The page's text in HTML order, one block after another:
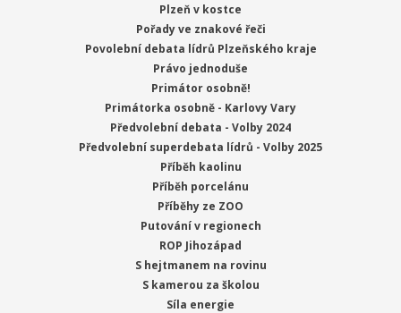
Plzeň v kostce
Pořady ve znakové řeči
Povolební debata lídrů Plzeňského kraje
Právo jednoduše
Primátor osobně!
Primátorka osobně - Karlovy Vary
Předvolební debata - Volby 2024
Předvolební superdebata lídrů - Volby 2025
Příběh kaolinu
Příběh porcelánu
Příběhy ze ZOO
Putování v regionech
ROP Jihozápad
S hejtmanem na rovinu
S kamerou za školou
Síla energie